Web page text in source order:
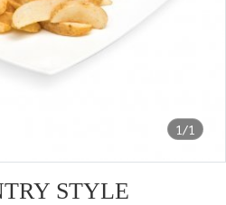
1/1
STYLE